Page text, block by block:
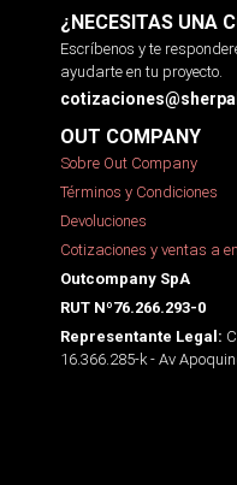
¿NECESITAS UNA
Escríbenos y te
ayudarte en tu proyecto.
OUT COMPANY
Sobre Out Company
Términos y Condiciones
Devoluciones
Cotizaciones y ventas a
Outcompany SpA
RUT Nº76.266.293-0
Representante Legal:
16.366.285-k - Av